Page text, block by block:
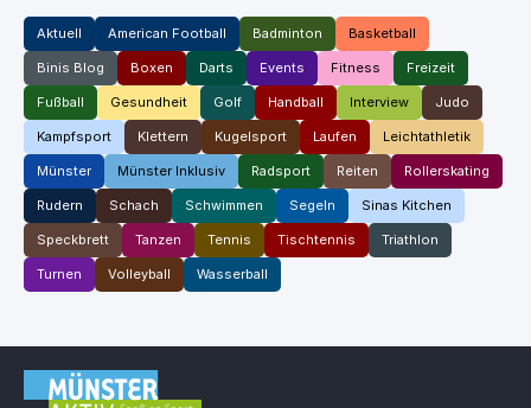
Aktuell American Football Badminton Basketball
Binis Blog Boxen Darts Events Fitness Freizeit
Fußball Gesundheit Golf Handball Interview Judo
Kampfsport Klettern Kugelsport Laufen Leichtathletik
Münster Münster Inklusiv Radsport Reiten Rollerskating
Rudern Schach Schwimmen Segeln Sinas Kitchen
Speckbrett Tanzen Tennis Tischtennis Triathlon
Turnen Volleyball Wasserball